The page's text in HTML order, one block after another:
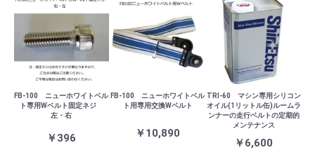
FB-100 ニューホワイトベル
ト専用Wベルト固定ネジ
左・右
￥396
FB-100 ニューホワイトベル
ト用専用交換Wベルト
￥10,890
TRI-60 マシン専用シリコン
オイル(1リットル缶)ルームラ
ンナーの走行ベルトの定期的
メンテナンス
￥6,600